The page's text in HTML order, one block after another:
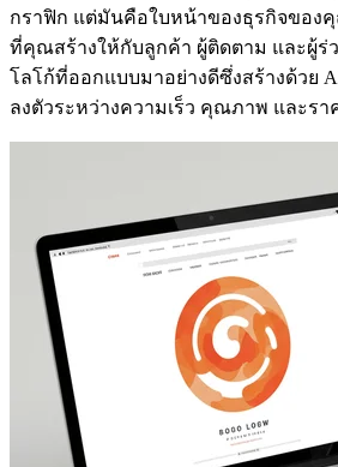
กราฟิก แต่มันคือใบหน้าของธุรกิจของ
ที่คุณสร้างให้กับลูกค้า ผู้ติดตาม และผู้ร่
โลโก้ที่ออกแบบมาอย่างดีซึ่งสร้างด้วย
ลงตัวระหว่างความเร็ว คุณภาพ และรา